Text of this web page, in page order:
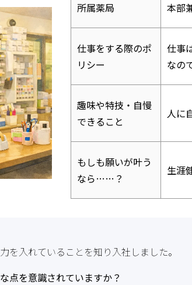
所属薬局 本部
仕事をする際のポ
リシー
仕事
なの
趣味や特技・自慢
できること
人に
もしも願いが叶う
なら……？
生涯
を入れていることを知り入社しました。
点を意識されていますか？